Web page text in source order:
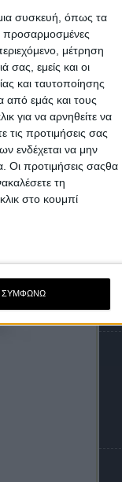
συσκευή, όπως τα
προσαρμοσμένες
μέτρηση
σας, εμείς και οι
και ταυτοποίησης
από εμάς και τους
για να αρνηθείτε να
τις προτιμήσεις σας
ενδέχεται να μην
Οι προτιμήσεις σαςθα
τη
στο κουμπί
ΣΥΜΦΩΝΩ